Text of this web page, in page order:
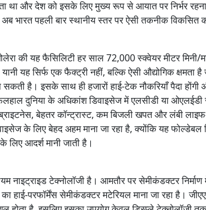
था और देश को इसके लिए मुख्य रूप से आयात पर निर्भर
भारत पहली बार स्थानीय स्तर पर ऐसी तकनीक विकसित
की यह फैसिलिटी हर साल 72,000 स्क्वेयर मीटर
यह सिर्फ एक फैक्ट्री नहीं, बल्कि ऐसी औद्योगिक
सकती है। इसके साथ ही हजारों हाई-टेक नौकरियाँ पैदा
दुनिया के अधिकांश डिवाइसेज में एलसीडी या ओएलईडी
ब्राइटनेस, बेहतर कॉन्ट्रास्ट, कम बिजली खपत और लंबी
के लिए बेहद अहम माना जा रहा है, क्योंकि यह
लिए आदर्श मानी जाती है।
नाइट्राइड टेक्नोलॉजी है। आमतौर पर सेमीकंडक्टर
हाई-परफॉर्मेंस सेमीकंडक्टर मटेरियल माना जा रहा है।